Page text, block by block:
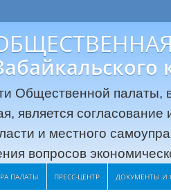
Общественной палаты,
является
и местного
вопросов
ПАЛАТЫ ПРЕСС-ЦЕНТР ДОКУМЕНТЫ И